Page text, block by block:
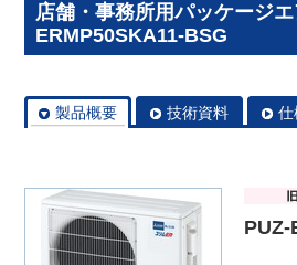
店舗・事務所用パッケージ
ERMP50SKA11-BSG
製品概要 技術資料 仕
PUZ-